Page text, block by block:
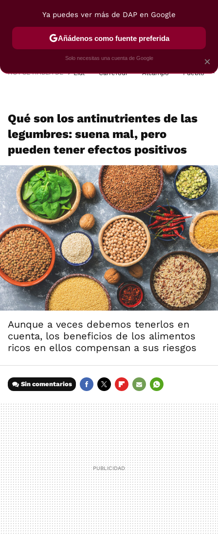
POSTRES VIAJES SELECCIÓN VEGUI
HOY SE HABLA DE Lidl Carrefour Alcampo Pueblo
Qué son los antinutrientes de las
legumbres: suena mal, pero
pueden tener efectos positivos
Aunque a veces debemos tenerlos en
cuenta, los beneficios de los alimentos
ricos en ellos compensan a sus riesgos
Sin comentarios
MAIL
×
Ya puedes ver más de DAP en Google
Añádenos como fuente preferida
Solo necesitas una cuenta de Google